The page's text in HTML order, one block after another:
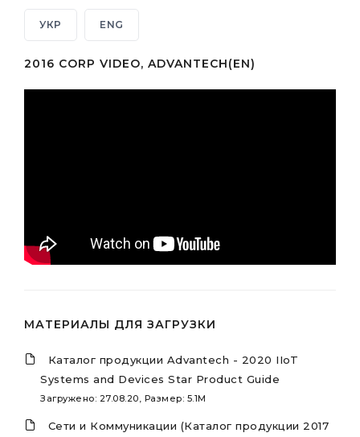
УКР ENG
2016 CORP VIDEO, ADVANTECH(EN)
МАТЕРИАЛЫ ДЛЯ ЗАГРУЗКИ
Каталог продукции Advantech - 2020 IIoT
Systems and Devices Star Product Guide
Загружено: 27.08.20, Размер: 5.1M
Сети и Коммуникации (Каталог продукции 2017